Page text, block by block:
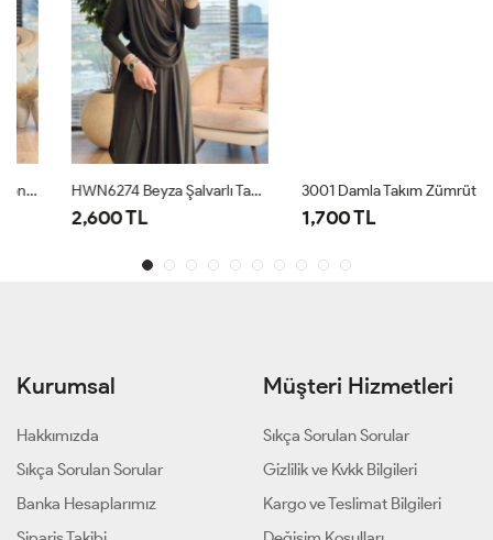
HWN6274 Beyza Şalvarlı Takım Haki
2,600 TL
3001 Damla Takım Zümrüt
1,700 TL
Kurumsal
Hakkımızda
Sıkça Sorulan Sorular
Banka Hesaplarımız
Müşteri Hizmetleri
Sıkça Sorulan Sorular
Gizlilik ve Kvkk Bilgileri
Kargo ve Teslimat Bilgileri